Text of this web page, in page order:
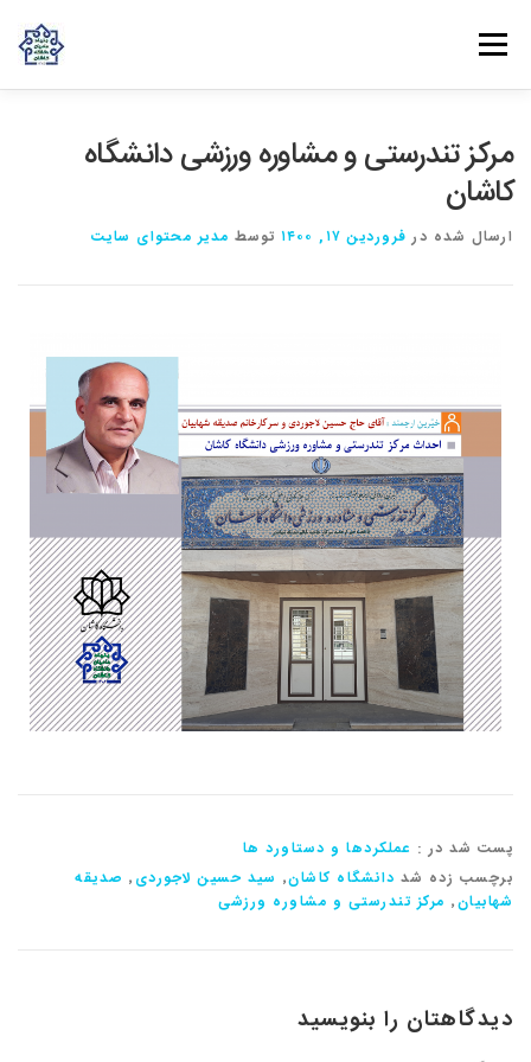
فهرست
ارتباط با مامرکز تندرستی و مشاوره ورزشی دانشگاه
کاشان
ارسال شده در فروردین ۱۷, ۱۴۰۰ توسط مدیر محتوای سایت
پست شد در : عملکردها و دستاورد ها
برچسب زده شد دانشگاه کاشان٬ سید حسین لاجوردی ٬ صدیقه
شهابیان٬ مرکز تندرستی و مشاوره ورزشی
دیدگاهتان را بنویسید